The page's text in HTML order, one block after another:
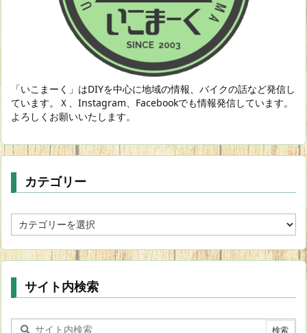
「いこまーく」はDIYを中心に地域の情報、バイクの話など発信し
ています。Ｘ、Instagram、Facebookでも情報発信しています。
よろしくお願いいたします。
カテゴリー
テ
ゴ
リ
ー
サイト内検索